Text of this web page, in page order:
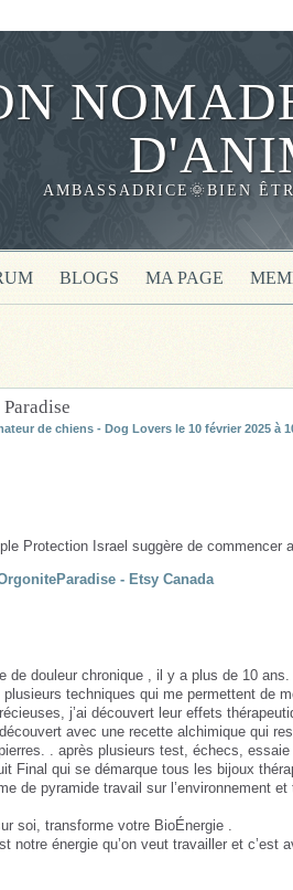
AMBASSADRICE🌞BIEN
BLOGS MA PAGE
de chiens - Dog Lovers le 10 février 2025 à
Protection Israel suggère de commencer
- Etsy Canada
de douleur chronique , il y a plus de 10
techniques qui me permettent de
j’ai découvert leur effets
avec une recette alchimique qui
. après plusieurs test, échecs,
Final qui se démarque tous les bijoux
de pyramide travail sur l’environnement et
soi, transforme votre BioÉnergie .
notre énergie qu’on veut travailler et